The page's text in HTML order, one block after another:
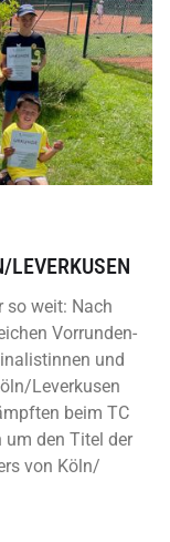
LEVERKUSEN
so weit: Nach
Vorrunden-
und
Leverkusen
beim TC
um den Titel der
von Köln/